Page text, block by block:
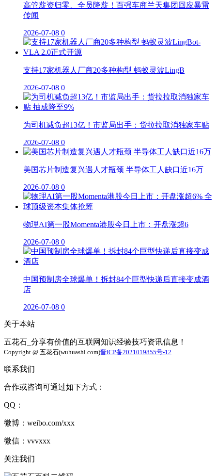
高管薪资归零、全员降薪！百强车商兰天集团回应暴雷
传闻
2026-07-08 0
支持17家机器人厂商20多种构型 蚂蚁灵波LingB
2026-07-08 0
为司机减负超13亿！市监局出手：货拉拉取消独家车贴
2026-07-08 0
美国芯片制造复兴遇人才瓶颈 半导体工人缺口近16万
2026-07-08 0
物理AI第一股Momenta港股今日上市：开盘涨超6
2026-07-08 0
中国预制房全球爆单！拆封84个巨型快递后直接变成酒
店
2026-07-08 0
关于本站
五花石_分享有价值的互联网知识经验技巧资讯信息！
Copyright @ 五花石(wuhuashi.com)晋ICP备2021019855号-12
联系我们
合作或咨询可通过如下方式：
QQ：
微博：weibo.com/xxx
微信：vvvxxx
关注我们